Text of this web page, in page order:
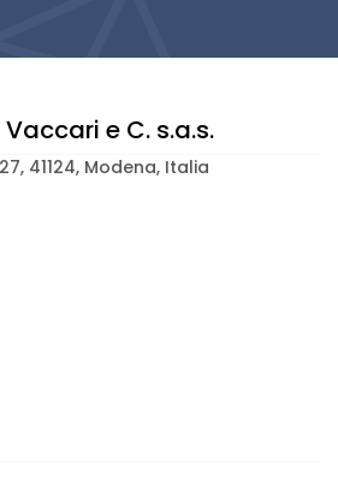
e C. s.a.s.
41124, Modena, Italia